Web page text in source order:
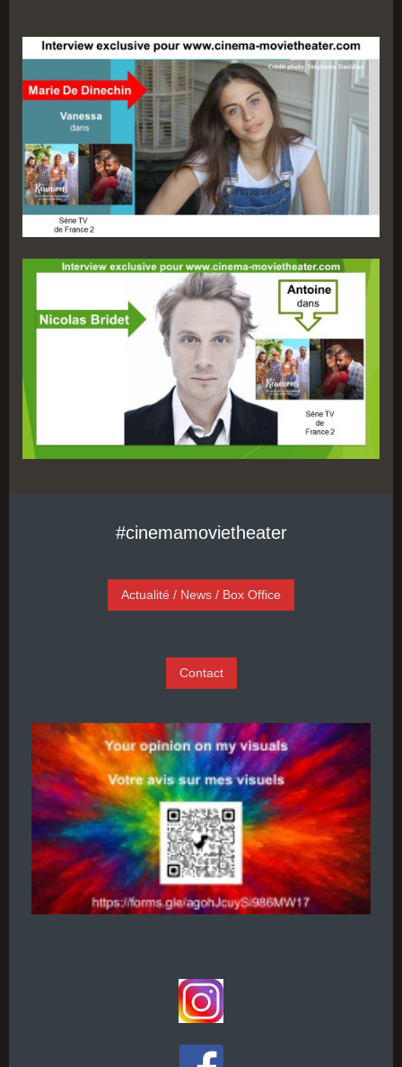
#cinemamovietheater
Actualité / News / Box Office
Contact